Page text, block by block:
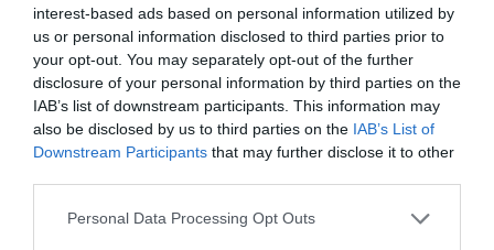
interest-based ads based on personal information utilized by
us or personal information disclosed to third parties prior to
your opt-out. You may separately opt-out of the further
disclosure of your personal information by third parties on the
IAB’s list of downstream participants. This information may
also be disclosed by us to third parties on the IAB’s List of
Downstream Participants that may further disclose it to other
Personal Data Processing Opt Outs
Brasilianska Tapioka pannkakor
Brasilianska Tapioka pannkakor som är veganska
och vegetariska utan ägg. Knaprika och goda med...